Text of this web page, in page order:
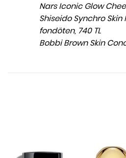
Nars Iconic Glow
Shiseido Synchro Skin
fondöten, 740 TL
Bobbi Brown Skin